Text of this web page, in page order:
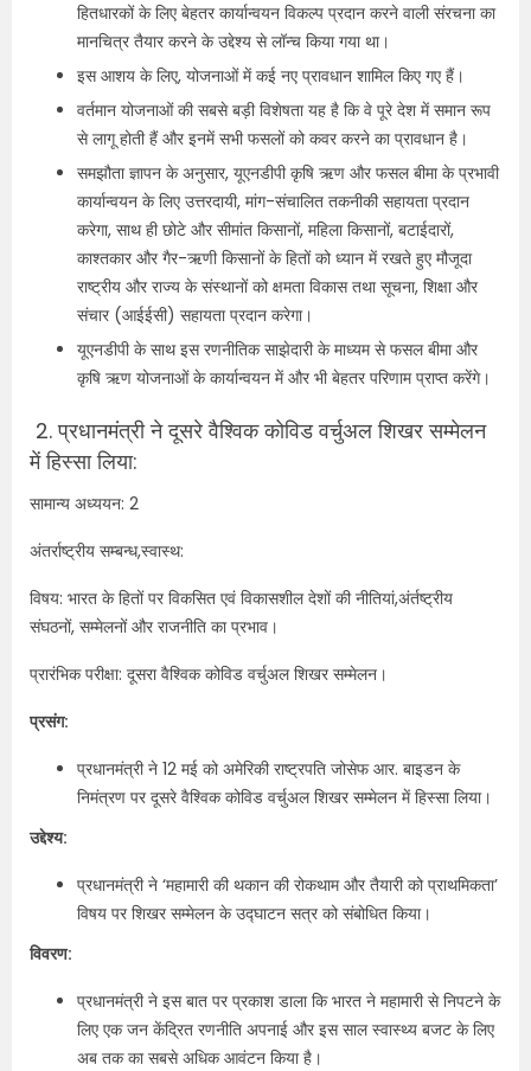
हितधारकों के लिए बेहतर कार्यान्वयन विकल्प प्रदान करने वाली संरचना का
मानचित्र तैयार करने के उद्देश्य से लॉन्च किया गया था।
इस आशय के लिए, योजनाओं में कई नए प्रावधान शामिल किए गए हैं।
वर्तमान योजनाओं की सबसे बड़ी विशेषता यह है कि वे पूरे देश में समान रूप
से लागू होती हैं और इनमें सभी फसलों को कवर करने का प्रावधान है।
समझौता ज्ञापन के अनुसार, यूएनडीपी कृषि ऋण और फसल बीमा के प्रभावी
कार्यान्वयन के लिए उत्तरदायी, मांग-संचालित तकनीकी सहायता प्रदान
करेगा, साथ ही छोटे और सीमांत किसानों, महिला किसानों, बटाईदारों,
काश्तकार और गैर-ऋणी किसानों के हितों को ध्यान में रखते हुए मौजूदा
राष्ट्रीय और राज्य के संस्थानों को क्षमता विकास तथा सूचना, शिक्षा और
संचार (आईईसी) सहायता प्रदान करेगा।
यूएनडीपी के साथ इस रणनीतिक साझेदारी के माध्यम से फसल बीमा और
कृषि ऋण योजनाओं के कार्यान्वयन में और भी बेहतर परिणाम प्राप्त करेंगे।
2.प्रधानमंत्री ने दूसरे वैश्विक कोविड वर्चुअल शिखर सम्मेलन
में हिस्सा लिया:
सामान्य अध्ययन: 2
अंतर्राष्ट्रीय सम्बन्ध,स्वास्थ:
विषय: भारत के हितों पर विकसित एवं विकासशील देशों की नीतियां,अंर्तष्ट्रीय
संघठनों, सम्मेलनों और राजनीति का प्रभाव।
प्रारंभिक परीक्षा: दूसरा वैश्विक कोविड वर्चुअल शिखर सम्मेलन।
प्रसंग:
प्रधानमंत्री ने 12 मई को अमेरिकी राष्ट्रपति जोसेफ आर. बाइडन के
निमंत्रण पर दूसरे वैश्विक कोविड वर्चुअल शिखर सम्मेलन में हिस्सा लिया।
उद्देश्य:
प्रधानमंत्री ने ‘महामारी की थकान की रोकथाम और तैयारी को प्राथमिकता’
विषय पर शिखर सम्मेलन के उद्घाटन सत्र को संबोधित किया।
विवरण:
प्रधानमंत्री ने इस बात पर प्रकाश डाला कि भारत ने महामारी से निपटने के
लिए एक जन केंद्रित रणनीति अपनाई और इस साल स्वास्थ्य बजट के लिए
अब तक का सबसे अधिक आवंटन किया है।